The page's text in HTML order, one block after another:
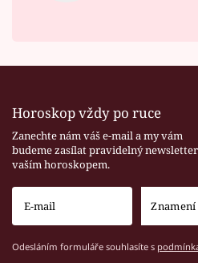
Horoskop vždy po ruce
Zanechte nám váš e-mail a my vám
budeme zasílat pravidelný
vaším horoskopem.
Odesláním formuláře souhlasíte s